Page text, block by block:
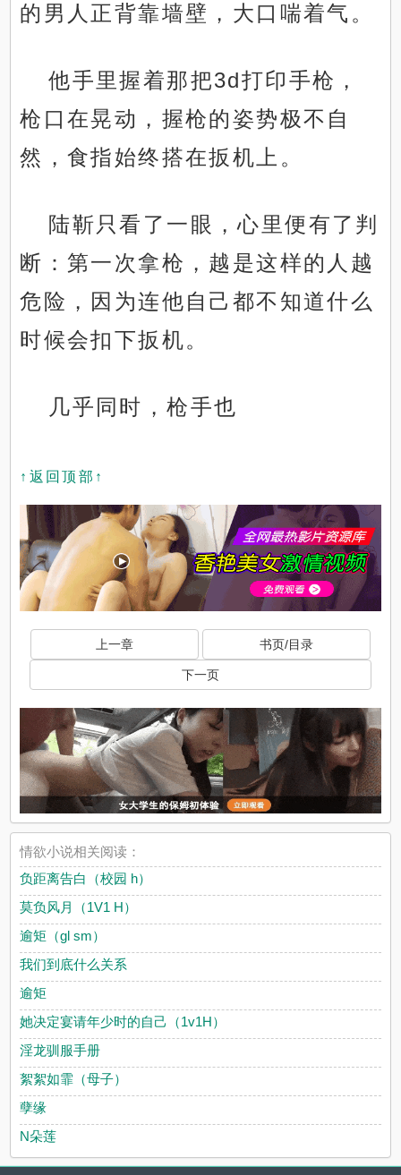
的男人正背靠墙壁，大口喘着气。
他手里握着那把3d打印手枪，
枪口在晃动，握枪的姿势极不自
然，食指始终搭在扳机上。
陆靳只看了一眼，心里便有了判
断：第一次拿枪，越是这样的人越
危险，因为连他自己都不知道什么
时候会扣下扳机。
几乎同时，枪手也
↑返回顶部↑
上一章 书页/目录
下一页
情欲小说相关阅读：
负距离告白（校园 h）
莫负风月（1V1 H）
逾矩（gl sm）
我们到底什么关系
逾矩
她决定宴请年少时的自己（1v1H）
淫龙驯服手册
絮絮如霏（母子）
孽缘
N朵莲